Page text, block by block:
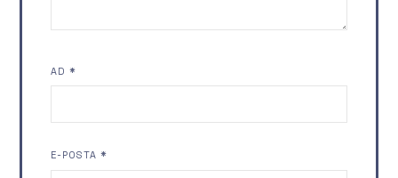
AD*
E-POSTA*